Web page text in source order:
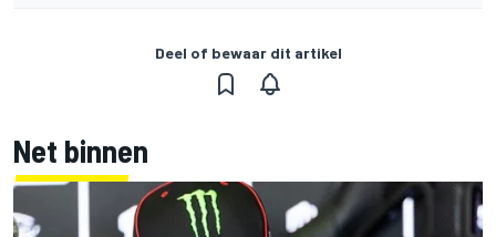
Deel of bewaar dit artikel
Net binnen